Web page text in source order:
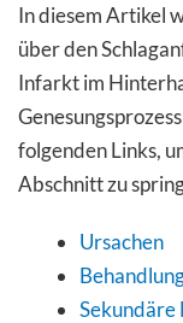
In diesem Artikel
über den
Infarkt im
folgenden Links,
Abschnitt zu
Ursachen
Sekundäre